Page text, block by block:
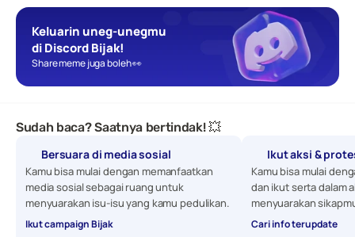
Keluarin uneg-unegmu
di Discord Bijak!
Share meme juga boleh 👀
Sudah baca? Saatnya bertindak! 💥
Bersuara di media sosial
Kamu bisa mulai dengan memanfaatkan
media sosial sebagai ruang untuk
menyuarakan isu-isu yang kamu pedulikan.
Ikut campaign Bijak
Ikut aksi &
Kamu bisa mulai
dan ikut serta dalam
menyuarakan
Cari info terupdate